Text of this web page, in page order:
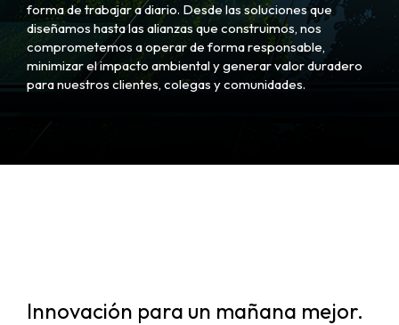
forma de trabajar a diario. Desde las soluciones que
diseñamos hasta las alianzas que construimos, nos
comprometemos a operar de forma responsable,
minimizar el impacto ambiental y generar valor duradero
para nuestros clientes, colegas y comunidades.
Innovación para un mañana mejor.